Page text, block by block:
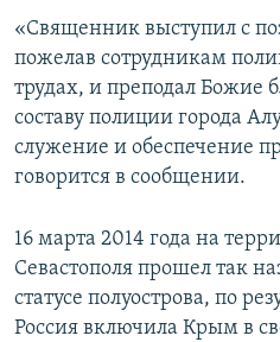
«Священник выступил с
пожелав сотрудникам
трудах, и преподал Божие
составу полиции города
служение и обеспечение
говорится в сообщении.
16 марта 2014 года на
Севастополя прошел так
статусе полуострова, по
Россия включила Крым в